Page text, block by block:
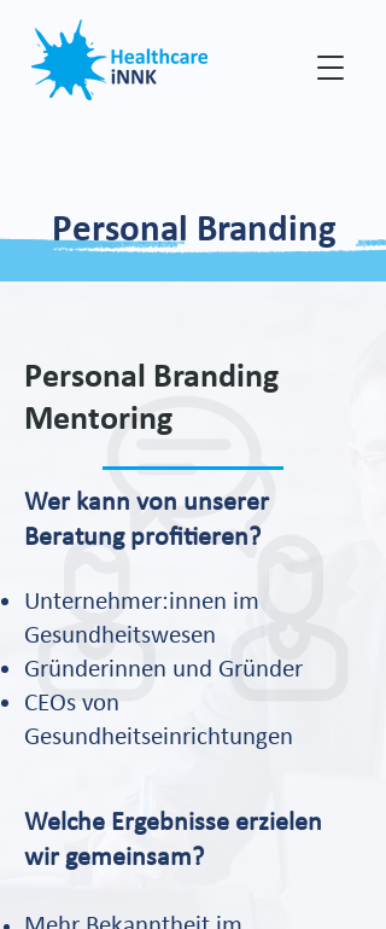
Personal Branding
Personal Branding
Mentoring
Wer kann von unserer
Beratung profitieren?
Unternehmer:innen im
Gesundheitswesen
Gründerinnen und Gründer
CEOs von
Gesundheitseinrichtungen​
​Welche Ergebnisse erzielen
wir gemeinsam?